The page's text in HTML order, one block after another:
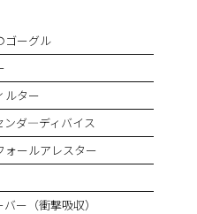
ゴーグル
ルター
ンダ―ディバイス
ォールアレスター
ー（衝撃吸収）